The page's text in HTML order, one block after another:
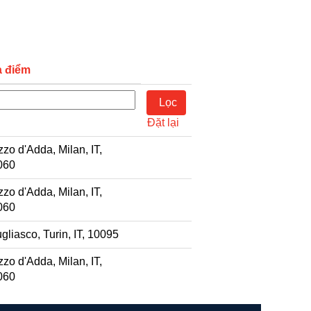
điểm
Đặt lại
d'Adda, Milan, IT,
d'Adda, Milan, IT,
Turin, IT, 10095
d'Adda, Milan, IT,